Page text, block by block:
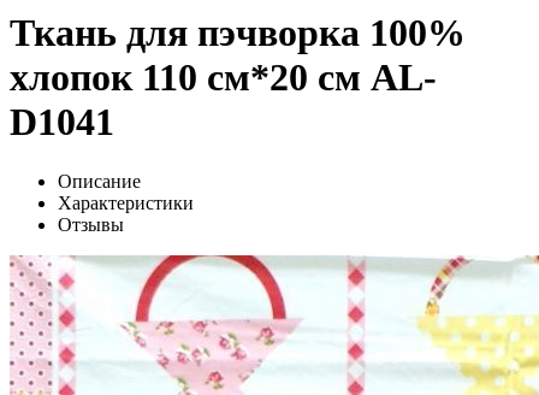
Ткань для пэчворка 100%
хлопок 110 см*20 см AL-
D1041
Описание
Характеристики
Отзывы